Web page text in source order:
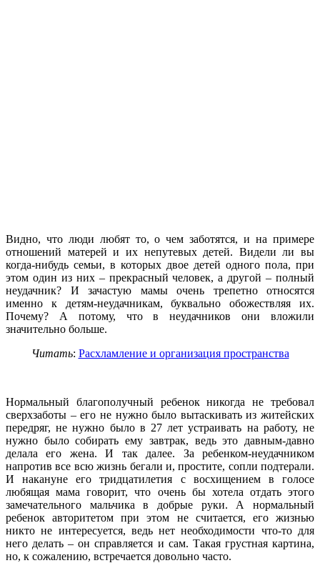
Видно, что люди любят то, о чем заботятся, и на примере
отношений матерей и их непутевых детей. Видели ли вы
когда-нибудь семьи, в которых двое детей одного пола, при
этом один из них – прекрасный человек, а другой – полный
неудачник? И зачастую мамы очень трепетно относятся
именно к детям-неудачникам, буквально обожествляя их.
Почему? А потому, что в неудачников они вложили
значительно больше.
Читать: Расхламление и организация пространства
Нормальный благополучный ребенок никогда не требовал
сверхзаботы – его не нужно было вытаскивать из житейских
передряг, не нужно было в 27 лет устраивать на работу, не
нужно было собирать ему завтрак, ведь это давным-давно
делала его жена. И так далее. За ребенком-неудачником
напротив все всю жизнь бегали и, простите, сопли подтерали.
И накануне его тридцатилетия с восхищением в голосе
любящая мама говорит, что очень бы хотела отдать этого
замечательного мальчика в добрые руки. А нормальный
ребенок авторитетом при этом не считается, его жизнью
никто не интересуется, ведь нет необходимости что-то для
него делать – он справляется и сам. Такая грустная картина,
но, к сожалению, встречается довольно часто.